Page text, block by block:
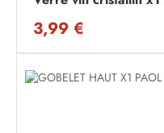
3,99 €